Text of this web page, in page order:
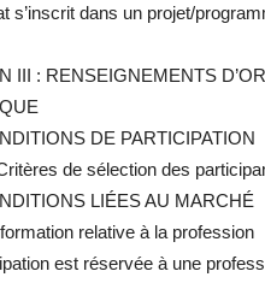
s’inscrit dans un projet/
III : RENSEIGNEMENTS
DE PARTICIPATION
de sélection des
LIÉES AU MARCHÉ
relative à la profession
est réservée à une